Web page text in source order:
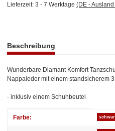
Lieferzeit: 3 - 7 Werktage (DE -
Beschreibung
Wunderbare Diamant Komfort
Nappaleder mit einem standsicherem
- inklusiv einem Schuhbeutel
Produkteigenschaft
Wert
Farbe: